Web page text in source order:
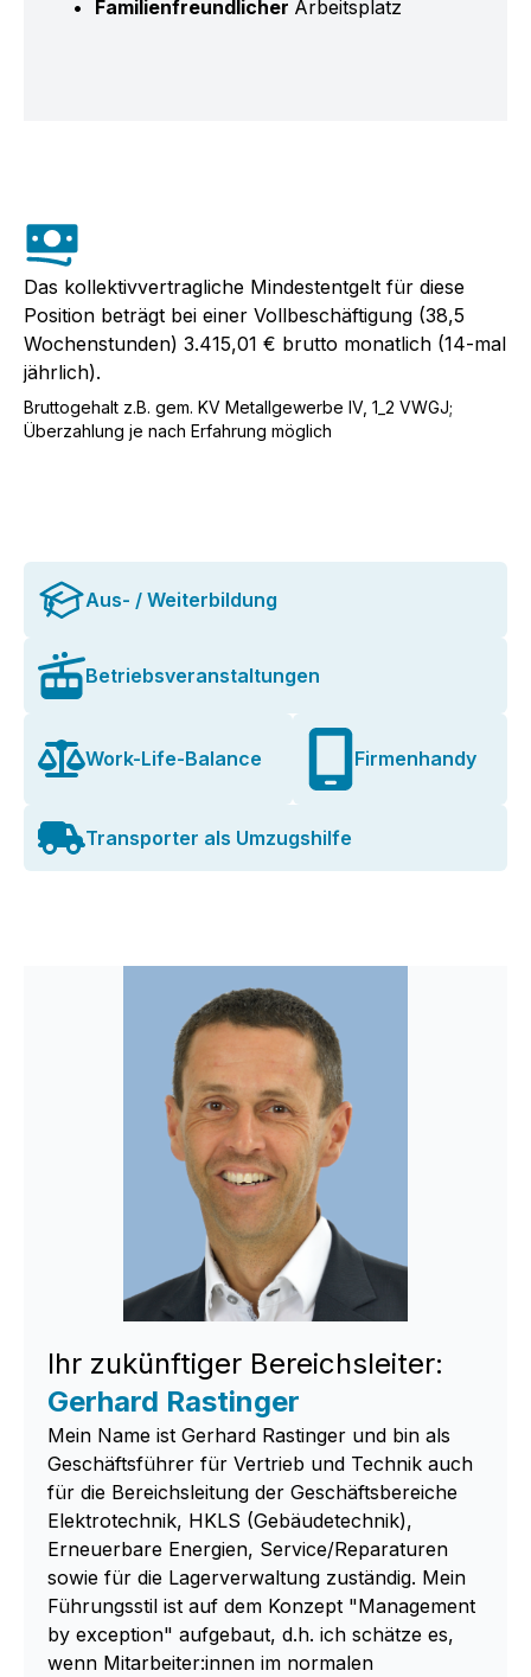
Familienfreundlicher Arbeitsplatz
Das kollektivvertragliche Mindestentgelt für diese
Position beträgt bei einer Vollbeschäftigung (38,5
Wochenstunden) 3.415,01 € brutto monatlich (14-mal
jährlich).
Bruttogehalt z.B. gem. KV Metallgewerbe IV, 1_2 VWGJ;
Überzahlung je nach Erfahrung möglich
Aus- / Weiterbildung
Betriebsveranstaltungen
Work-Life-Balance Firmenhandy
Transporter als Umzugshilfe
Ihr zukünftiger Bereichsleiter:
Gerhard Rastinger
Mein Name ist Gerhard Rastinger und bin als
Geschäftsführer für Vertrieb und Technik auch
für die Bereichsleitung der Geschäftsbereiche
Elektrotechnik, HKLS (Gebäudetechnik),
Erneuerbare Energien, Service/Reparaturen
sowie für die Lagerverwaltung zuständig. Mein
Führungsstil ist auf dem Konzept "Management
by exception" aufgebaut, d.h. ich schätze es,
wenn Mitarbeiter:innen im normalen